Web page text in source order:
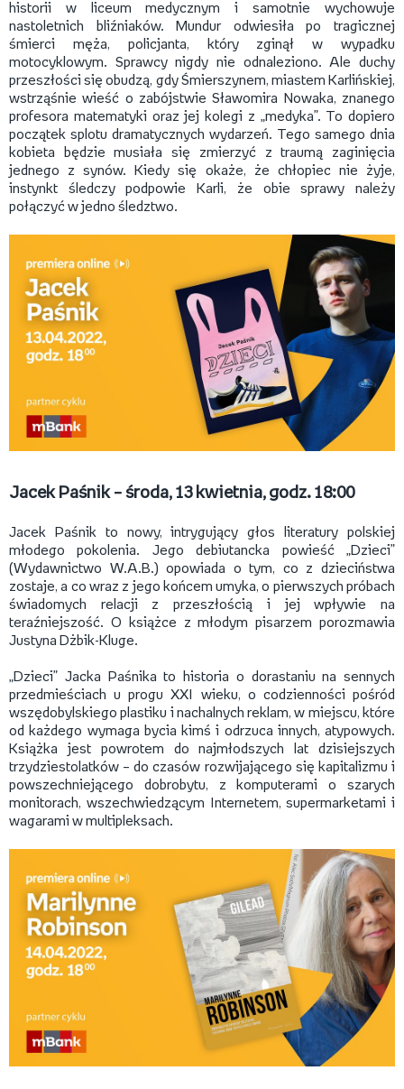
historii w liceum medycznym i samotnie wychowuje
nastoletnich bliźniaków. Mundur odwiesiła po tragicznej
śmierci męża, policjanta, który zginął w wypadku
motocyklowym. Sprawcy nigdy nie odnaleziono. Ale duchy
przeszłości się obudzą, gdy Śmierszynem, miastem Karlińskiej,
wstrząśnie wieść o zabójstwie Sławomira Nowaka, znanego
profesora matematyki oraz jej kolegi z „medyka”. To dopiero
początek splotu dramatycznych wydarzeń. Tego samego dnia
kobieta będzie musiała się zmierzyć z traumą zaginięcia
jednego z synów. Kiedy się okaże, że chłopiec nie żyje,
instynkt śledczy podpowie Karli, że obie sprawy należy
połączyć w jedno śledztwo.
Jacek Paśnik – środa, 13 kwietnia, godz. 18:00
Jacek Paśnik to nowy, intrygujący głos literatury polskiej
młodego pokolenia. Jego debiutancka powieść „Dzieci”
(Wydawnictwo W.A.B.) opowiada o tym, co z dzieciństwa
zostaje, a co wraz z jego końcem umyka, o pierwszych próbach
świadomych relacji z przeszłością i jej wpływie na
teraźniejszość. O książce z młodym pisarzem porozmawia
Justyna Dżbik-Kluge.
„Dzieci” Jacka Paśnika to historia o dorastaniu na sennych
przedmieściach u progu XXI wieku, o codzienności pośród
wszędobylskiego plastiku i nachalnych reklam, w miejscu, które
od każdego wymaga bycia kimś i odrzuca innych, atypowych.
Książka jest powrotem do najmłodszych lat dzisiejszych
trzydziestolatków – do czasów rozwijającego się kapitalizmu i
powszechniejącego dobrobytu, z komputerami o szarych
monitorach, wszechwiedzącym Internetem, supermarketami i
wagarami w multipleksach.